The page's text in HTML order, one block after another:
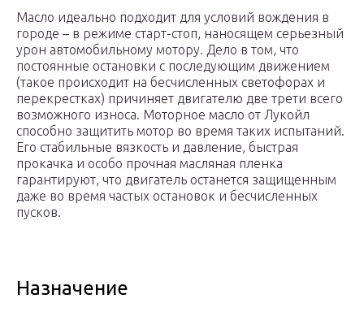
Масло идеально подходит для условий вождения в
городе – в режиме старт-стоп, наносящем серьезный
урон автомобильному мотору. Дело в том, что
постоянные остановки с последующим движением
(такое происходит на бесчисленных светофорах и
перекрестках) причиняет двигателю две трети всего
возможного износа. Моторное масло от Лукойл
способно защитить мотор во время таких испытаний.
Его стабильные вязкость и давление, быстрая
прокачка и особо прочная масляная пленка
гарантируют, что двигатель останется защищенным
даже во время частых остановок и бесчисленных
пусков.
Назначение